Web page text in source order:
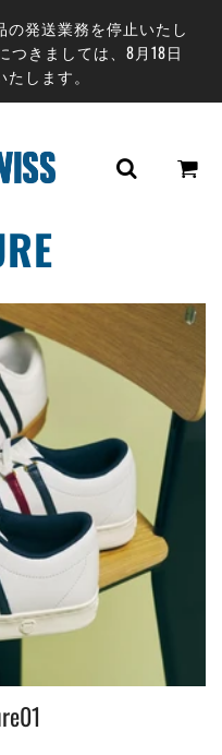
の発送業務を停止いたし
つきましては、8月18日
します。